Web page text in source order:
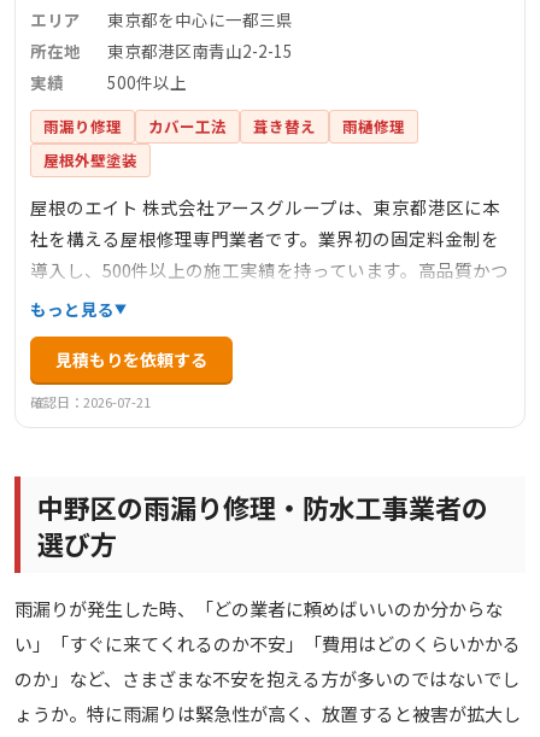
エリア
東京都を中心に一都三県
所在地
東京都港区南青山2-2-15
実績
500件以上
雨漏り修理 カバー工法 葺き替え
雨樋修理
屋根外壁塗装
屋根のエイト 株式会社アースグループは、東京都港区に本
社を構える屋根修理専門業者です。業界初の固定料金制を
導入し、500件以上の施工実績を持っています。高品質かつ
低価格なサービスを提供し、イタリア大使館からの依頼を
受けるなど、その技術力には定評があります。主な事業内
容は、屋根工事、板金工事、雨どい工事、金属サイディン
グ工事、光触媒防汚・超抗菌消臭など多岐にわたります。
もっと見る
見積もりを依頼する
確認日：2026-07-21
中野区の雨漏り修理・防水工事業者の
選び方
雨漏りが発生した時、「どの業者に頼めばいいのか分からな
い」「すぐに来てくれるのか不安」「費用はどのくらいかかる
のか」など、さまざまな不安を抱える方が多いのではないでし
ょうか。特に雨漏りは緊急性が高く、放置すると被害が拡大し